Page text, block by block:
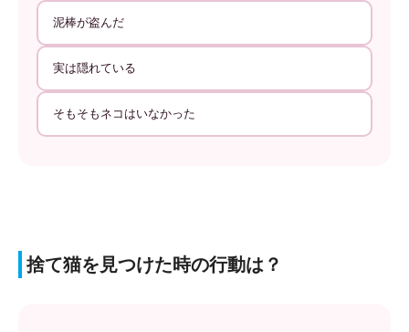
泥棒が盗んだ
実は隠れている
そもそもネコはいなかった
捨て猫を見つけた時の行動は？